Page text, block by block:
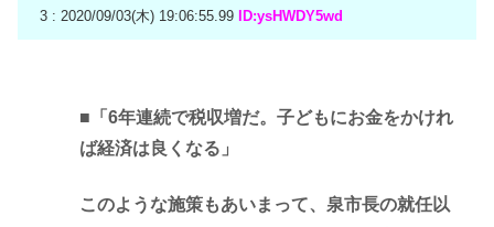
3 : 2020/09/03(木) 19:06:55.99 ID:ysHWDY5wd
■「6年連続で税収増だ。子どもにお金をかけれ
ば経済は良くなる」
このような施策もあいまって、泉市長の就任以